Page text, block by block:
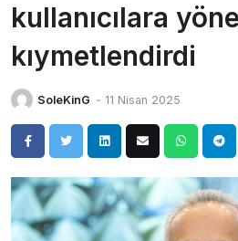
kullanıcılara
kıymetlendirdi
SoleKinG - 11 Nisan 2025